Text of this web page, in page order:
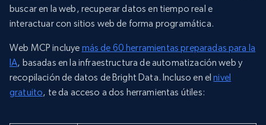
buscar en la web, recuperar datos en tiempo real e
interactuar con sitios web de forma programática.
Web MCP incluye más de 60 herramientas preparadas para la
IA, basadas en la infraestructura de automatización web y
recopilación de datos de Bright Data. Incluso en elnivel
gratuito, te da acceso a dos herramientas útiles: